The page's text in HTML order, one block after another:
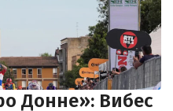
Донне»: Вибес